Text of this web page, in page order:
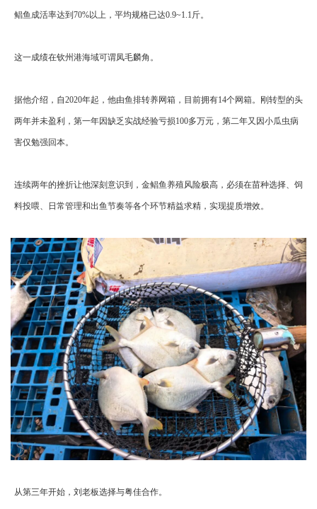
鲳鱼成活率达到70%以上，平均规格已达0.9~1.1斤。
这一成绩在钦州港海域可谓凤毛麟角。
据他介绍，自2020年起，他由鱼排转养网箱，目前拥有14个网箱。刚转型的头
两年并未盈利，第一年因缺乏实战经验亏损100多万元，第二年又因小瓜虫病
害仅勉强回本。
连续两年的挫折让他深刻意识到，金鲳鱼养殖风险极高，必须在苗种选择、饲
料投喂、日常管理和出鱼节奏等各个环节精益求精，实现提质增效。
从第三年开始，刘老板选择与粤佳合作。